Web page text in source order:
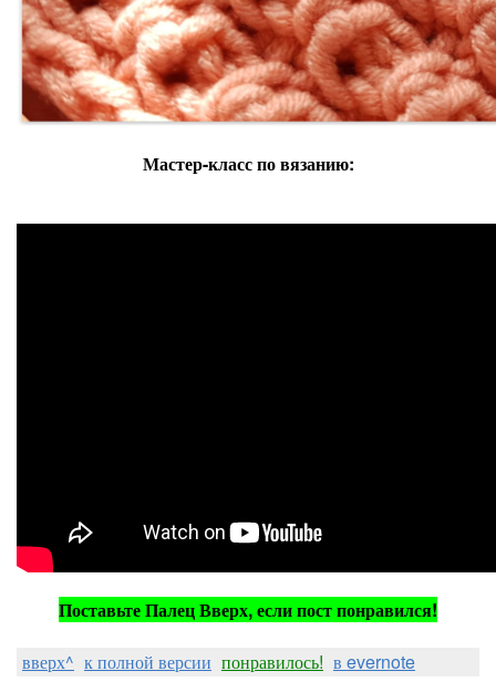
Мастер-класс по вязанию:
Поставьте Палец Вверх, если пост понравился!
вверх^ к полной версии понравилось! в evernote